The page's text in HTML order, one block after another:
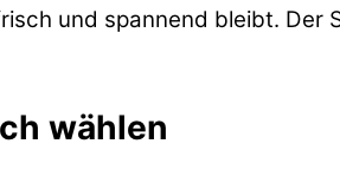
und spannend bleibt.
wählen